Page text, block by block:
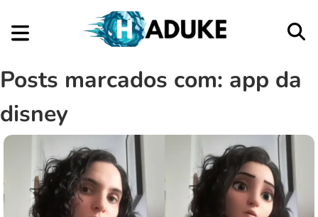
Posts marcados com: app da
disney